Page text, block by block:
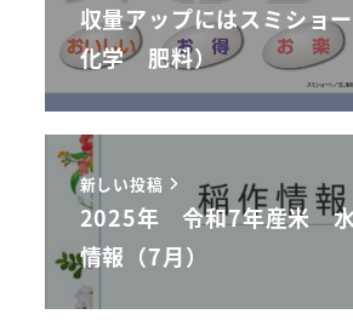
収量アップにはスミショ
化学 肥料）
新しい投稿
2025年 令和7年産米
情報（7月）